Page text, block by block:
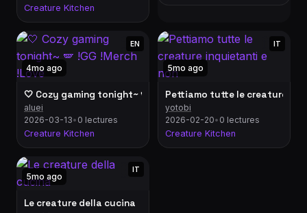
Creature Kitchen
4mo ago
EN
🤍 Cozy gaming tonight~ 🪽 !GG !Merch !Love
aluei
2026-03-13• 0 lectures
Creature Kitchen
5mo ago
IT
Pettiamo tutte le creature
yotobi
2026-02-20• 0 lectures
Creature Kitchen
5mo ago
IT
Le creature della cucina